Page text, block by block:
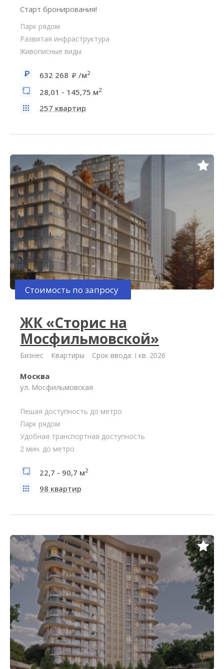
Старт бронирования!
Парк рядом
Развитая инфраструктура
Живописные виды
632 268 /м2
28,01 - 145,75 м2
257 квартир
Стоимость по запросу
ЖК «Сторис на
Мосфильмовской»
Бизнес Квартиры Срок ввода: I кв. 2026
Москва
ул. Мосфильмовская
Пешая доступность до метро
Парк рядом
Удобная транспортная доступность
2 мин. до метро
22,7 - 90,7 м2
98 квартир